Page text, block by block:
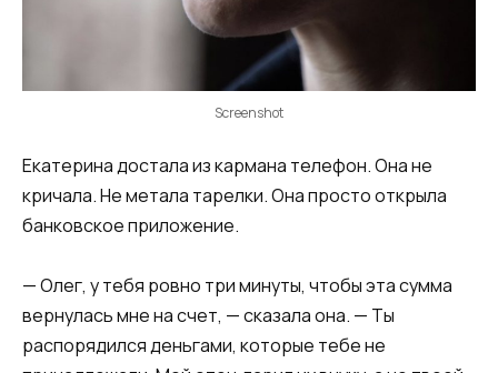
Screenshot
Екатерина достала из кармана телефон. Она не
кричала. Не метала тарелки. Она просто открыла
банковское приложение.
— Олег, у тебя ровно три минуты, чтобы эта сумма
вернулась мне на счет, — сказала она. — Ты
распорядился деньгами, которые тебе не